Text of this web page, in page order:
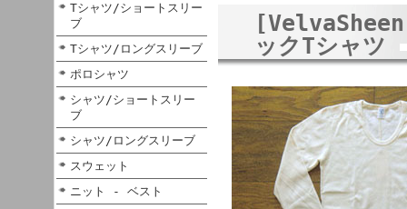
Tシャツ/ショートスリー
ブ
Tシャツ/ロングスリーブ
ポロシャツ
シャツ/ショートスリー
ブ
シャツ/ロングスリーブ
スウェット
ニット - ベスト
ックTシャツ